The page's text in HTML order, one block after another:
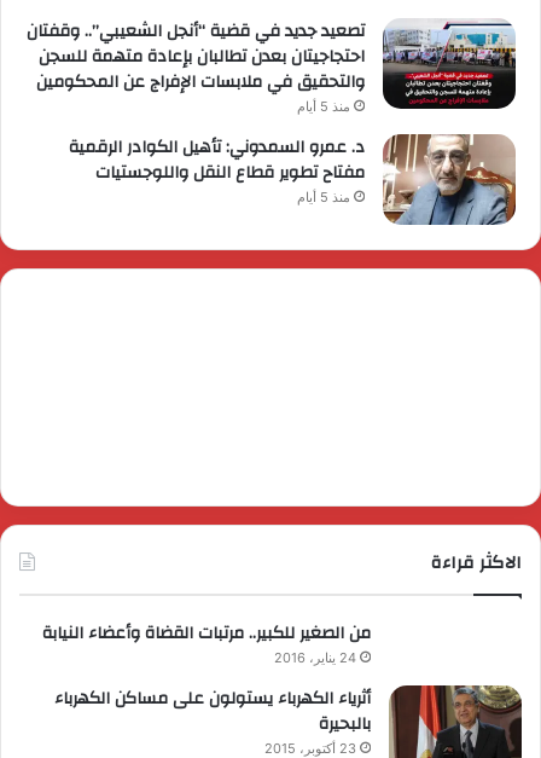
تصعيد جديد في قضية “أنجل الشعيبي”.. وقفتان
احتجاجيتان بعدن تطالبان بإعادة متهمة للسجن
والتحقيق في ملابسات الإفراج عن المحكومين
منذ 5 أيام
د. عمرو السمدوني: تأهيل الكوادر الرقمية
مفتاح تطوير قطاع النقل واللوجستيات
منذ 5 أيام
الاكثر قراءة
من الصغير للكبير.. مرتبات القضاة وأعضاء النيابة
24 يناير، 2016
أثرياء الكهرباء يستولون على مساكن الكهرباء
بالبحيرة
23 أكتوبر، 2015